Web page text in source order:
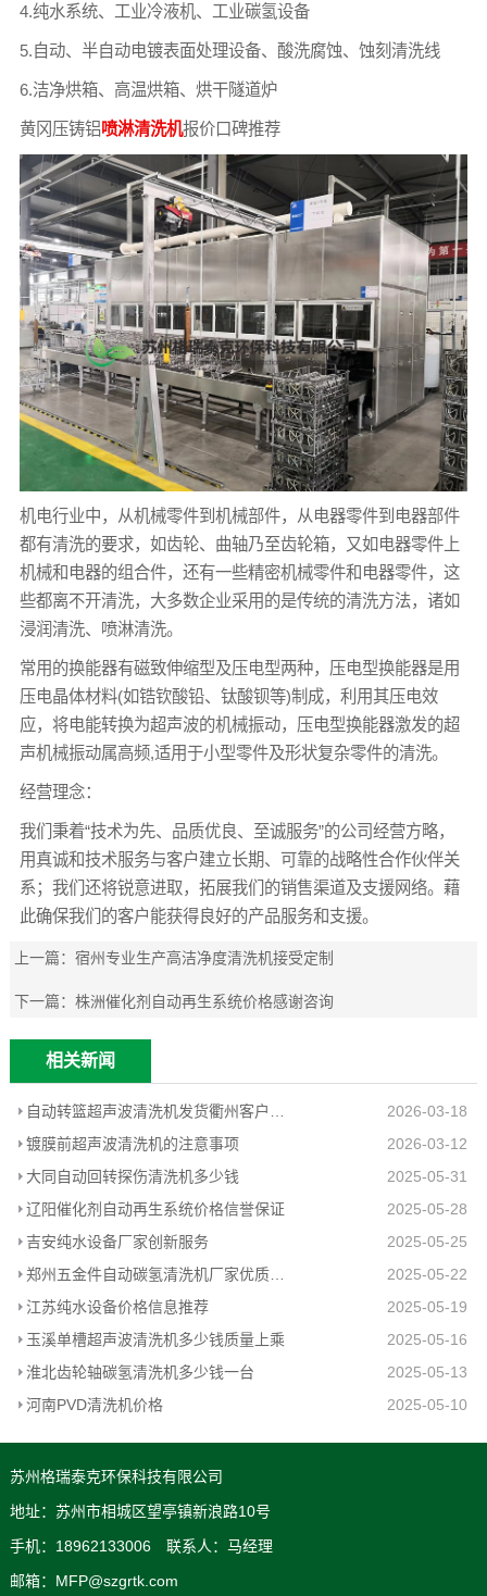
4.纯水系统、工业冷液机、工业碳氢设备
5.自动、半自动电镀表面处理设备、酸洗腐蚀、蚀刻清洗线
6.洁净烘箱、高温烘箱、烘干隧道炉
黄冈压铸铝喷淋清洗机报价口碑推荐
机电行业中，从机械零件到机械部件，从电器零件到电器部件
都有清洗的要求，如齿轮、曲轴乃至齿轮箱，又如电器零件上
机械和电器的组合件，还有一些精密机械零件和电器零件，这
些都离不开清洗，大多数企业采用的是传统的清洗方法，诸如
浸润清洗、喷淋清洗。
常用的换能器有磁致伸缩型及压电型两种，压电型换能器是用
压电晶体材料(如锆钦酸铅、钛酸钡等)制成，利用其压电效
应，将电能转换为超声波的机械振动，压电型换能器激发的超
声机械振动属高频,适用于小型零件及形状复杂零件的清洗。
经营理念：
我们秉着“技术为先、品质优良、至诚服务”的公司经营方略，
用真诚和技术服务与客户建立长期、可靠的战略性合作伙伴关
系；我们还将锐意进取，拓展我们的销售渠道及支援网络。藉
此确保我们的客户能获得良好的产品服务和支援。
上一篇：宿州专业生产高洁净度清洗机接受定制
下一篇：株洲催化剂自动再生系统价格感谢咨询
相关新闻
2026-03-18
镀膜前超声波清洗机的注意事项
2026-03-12
大同自动回转探伤清洗机多少钱
2025-05-31
辽阳催化剂自动再生系统价格信誉保证
2025-05-28
吉安纯水设备厂家创新服务
2025-05-25
郑州五金件自动碳氢清洗机厂家优质推荐
2025-05-22
江苏纯水设备价格信息推荐
2025-05-19
玉溪单槽超声波清洗机多少钱质量上乘
2025-05-16
淮北齿轮轴碳氢清洗机多少钱一台
2025-05-13
河南PVD清洗机价格
2025-05-10
苏州格瑞泰克环保科技有限公司
地址：苏州市相城区望亭镇新浪路10号
手机：18962133006 联系人：马经理
邮箱：MFP@szgrtk.com